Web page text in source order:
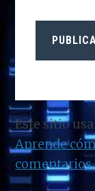
Este sitio
Aprende
comentarios.